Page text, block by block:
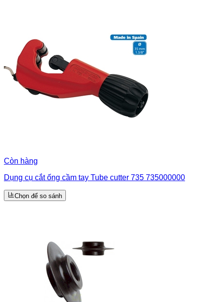
Còn hàng
Dụng cụ cắt ống cầm tay Tube cutter 735 735000000
Chọn để so sánh